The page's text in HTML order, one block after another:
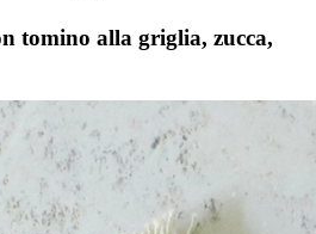
tomino alla griglia, zucca,